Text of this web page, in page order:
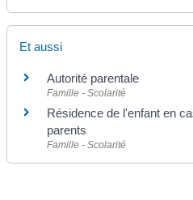
Et aussi
Autorité parentale
Famille - Scolarité
Résidence de l'enfant en
parents
Famille - Scolarité